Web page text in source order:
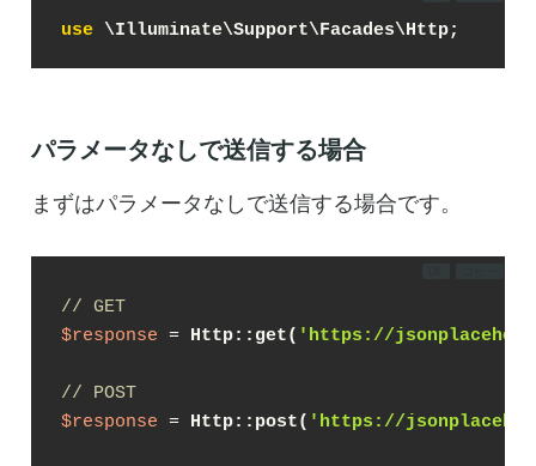
use
パラメータなしで送信する場合
まずはパラメータなしで送信する場合です。
// GET
$response = Http::get( 'https://
// POST
$response = Http::post( 'https://